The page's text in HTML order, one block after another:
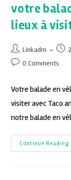
votre
lieux à
Linkadm
0 Comments
Votre balade en
visiter avec Taco
notre balade en
Continue Reading